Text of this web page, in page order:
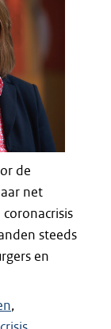
de
net
steeds
en